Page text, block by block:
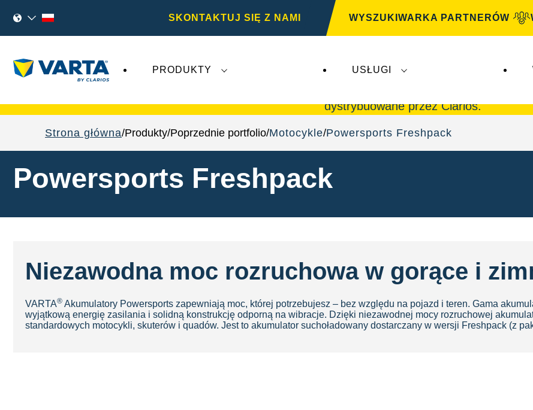
SKONTAKTUJ SIĘ Z NAMI WYSZUKIWARKA PARTNERÓW
PRODUKTY USŁUGI
dystrybuowane przez Clarios.
Strona główna Produkty Poprzednie portfolio Motocykle Powersports Freshpack
Powersports Freshpack
Niezawodna moc rozruchowa w gorące i
VARTA® Akumulatory Powersports zapewniają moc, której potrzebujesz – bez względu na pojazd i teren. Gama
wyjątkową energię zasilania i solidną konstrukcję odporną na wibracje. Dzięki niezawodnej mocy rozruchowej
standardowych motocykli, skuterów i quadów. Jest to akumulator suchoładowany dostarczany w wersji Freshpack (z